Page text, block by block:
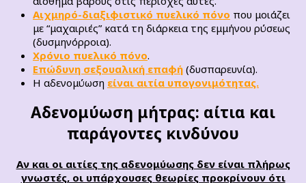
Αιχμηρό-διαξιφιστικό πυελικό πόνο που μοιάζει
με “μαχαιριές” κατά τη διάρκεια της εμμήνου ρύσεως
(δυσμηνόρροια).
Χρόνιο πυελικό πόνο.
Επώδυνη σεξουαλική επαφή (δυσπαρευνία).
Η αδενομύωση είναι αιτία υπογονιμότητας.
Αδενομύωση μήτρας: αίτια και
παράγοντες κινδύνου
Αν και οι αιτίες της αδενομύωσης δεν είναι πλήρως
γνωστές, οι υπάρχουσες θεωρίες προκρίνουν ότι